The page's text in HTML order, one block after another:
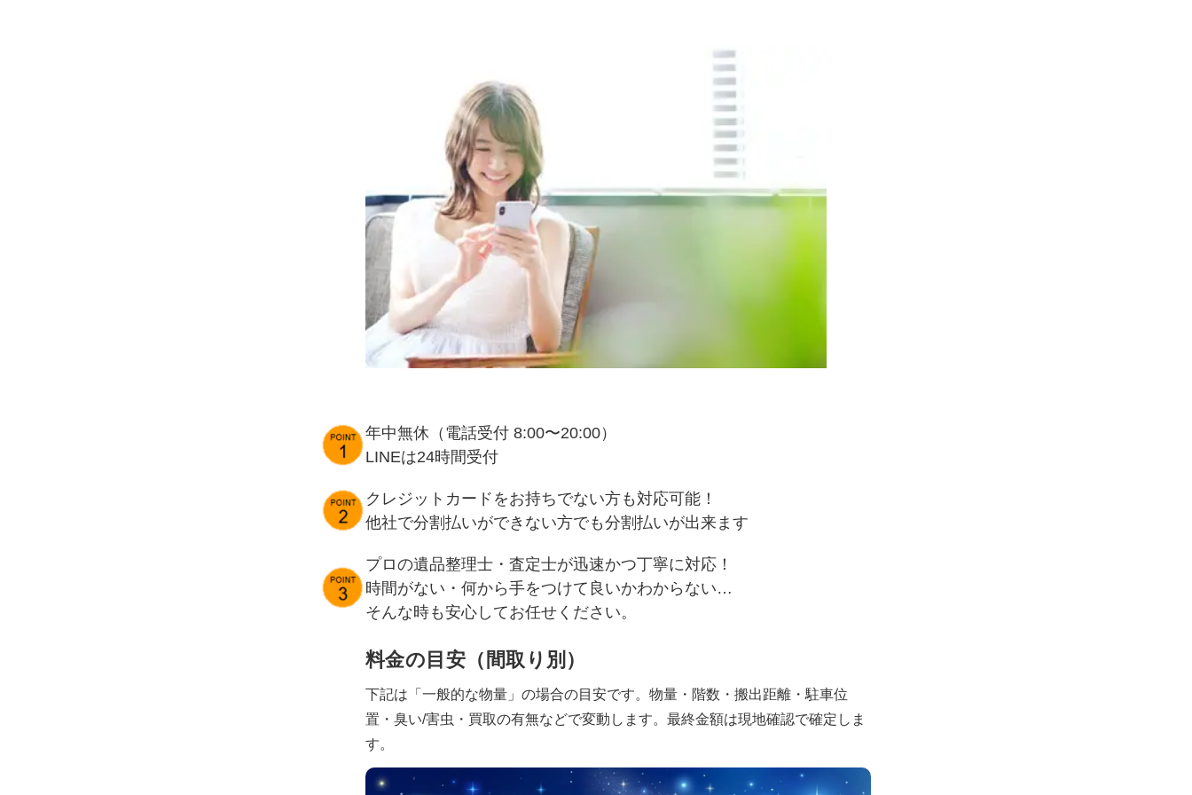
年中無休（電話受付 8:00〜20:00）
LINEは24時間受付
クレジットカードをお持ちでない方も対応可能！
他社で分割払いができない方でも分割払いが出来ます
プロの遺品整理士・査定士が迅速かつ丁寧に対応！
時間がない・何から手をつけて良いかわからない…
そんな時も安心してお任せください。
料金の目安（間取り別）
下記は「一般的な物量」の場合の目安です。物量・階数・搬出距離・駐車位
置・臭い/害虫・買取の有無などで変動します。最終金額は現地確認で確定しま
す。